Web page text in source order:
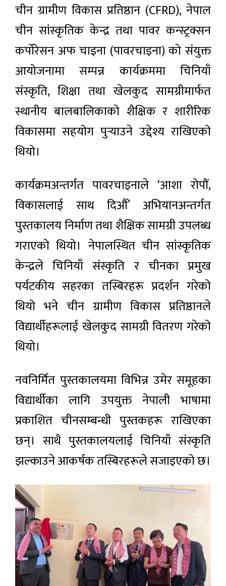
चीन ग्रामीण विकास प्रतिष्ठान (CFRD), नेपाल
चीन सांस्कृतिक केन्द्र तथा पावर कन्स्ट्रक्सन
कर्पोरेसन अफ चाइना (पावरचाइना) को संयुक्त
आयोजनामा सम्पन्न कार्यक्रममा चिनियाँ
संस्कृति, शिक्षा तथा खेलकुद सामग्रीमार्फत
स्थानीय बालबालिकाको शैक्षिक र शारीरिक
विकासमा सहयोग पुर्‍याउने उद्देश्य राखिएको
थियो।
कार्यक्रमअन्तर्गत पावरचाइनाले ‘आशा रोपौं,
विकासलाई साथ दिऔं’ अभियानअन्तर्गत
पुस्तकालय निर्माण तथा शैक्षिक सामग्री उपलब्ध
गराएको थियो। नेपालस्थित चीन सांस्कृतिक
केन्द्रले चिनियाँ संस्कृति र चीनका प्रमुख
पर्यटकीय सहरका तस्बिरहरू प्रदर्शन गरेको
थियो भने चीन ग्रामीण विकास प्रतिष्ठानले
विद्यार्थीहरूलाई खेलकुद सामग्री वितरण गरेको
थियो।
नवनिर्मित पुस्तकालयमा विभिन्न उमेर समूहका
विद्यार्थीका लागि उपयुक्त नेपाली भाषामा
प्रकाशित चीनसम्बन्धी पुस्तकहरू राखिएका
छन्। साथै पुस्तकालयलाई चिनियाँ संस्कृति
झल्काउने आकर्षक तस्बिरहरूले सजाइएको छ।